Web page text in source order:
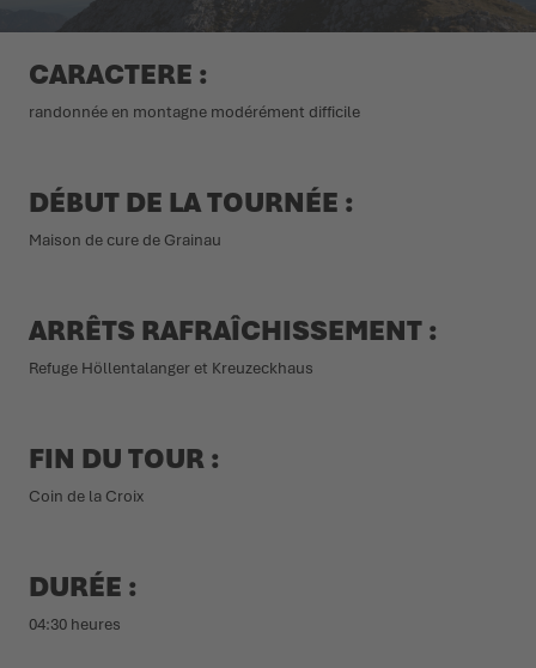
LOWA PROFESSIONAL
LOWA PROFESSIONAL
PODCAST
PRESSE
CARRIÈRE
CARACTERE :
randonnée en montagne modérément difficile
DÉBUT DE LA TOURNÉE :
Maison de cure de Grainau
ARRÊTS RAFRAÎCHISSEMENT :
Refuge Höllentalanger et Kreuzeckhaus
FIN DU TOUR :
Coin de la Croix
DURÉE :
04:30 heures